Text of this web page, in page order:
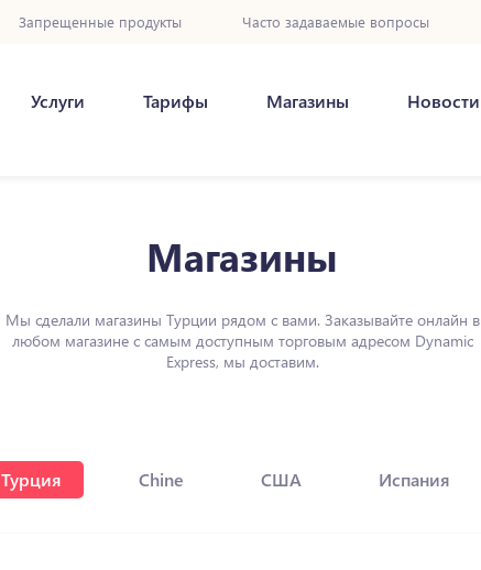
Запрещенные продукты Часто задаваемые вопросы
Услуги Тарифы Магазины Новости
Магазины
Мы сделали магазины Турции рядом с вами. Заказывайте онлайн в
любом магазине с самым доступным торговым адресом Dynamic
Express, мы доставим.
Турция Chine США Испания